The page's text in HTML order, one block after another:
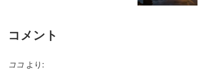
コメント
ココ より: